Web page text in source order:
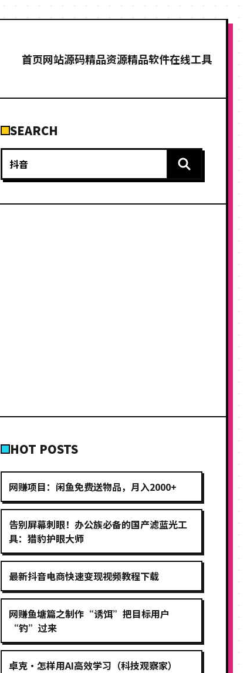
首页网站源码精品资源精品软件在线工具
SEARCH
HOT POSTS
网赚项目：闲鱼免费送物品，月入2000+
告别屏幕刺眼！办公族必备的国产滤蓝光工
具：猎豹护眼大师
最新抖音电商快速变现视频教程下载
网赚鱼塘篇之制作“诱饵”把目标用户
“钓”过来
卓克·怎样用AI高效学习（科技观察家）